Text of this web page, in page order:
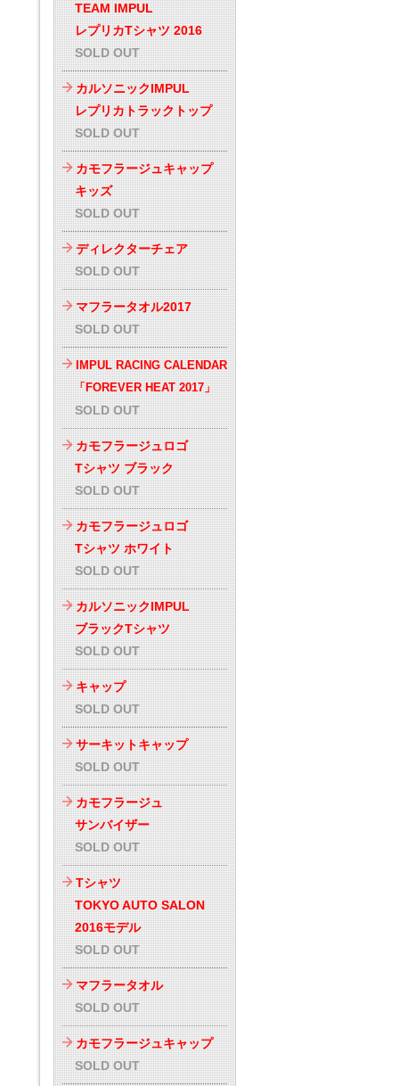
TEAM IMPUL
レプリカTシャツ 2016
SOLD OUT
カルソニックIMPUL
レプリカトラックトップ
SOLD OUT
カモフラージュキャップ
キッズ
SOLD OUT
ディレクターチェア
SOLD OUT
マフラータオル2017
SOLD OUT
IMPUL RACING CALENDAR
「FOREVER HEAT 2017」
SOLD OUT
カモフラージュロゴ
Tシャツ ブラック
SOLD OUT
カモフラージュロゴ
Tシャツ ホワイト
SOLD OUT
カルソニックIMPUL
ブラックTシャツ
SOLD OUT
キャップ
SOLD OUT
サーキットキャップ
SOLD OUT
カモフラージュ
サンバイザー
SOLD OUT
Tシャツ
TOKYO AUTO SALON
2016モデル
SOLD OUT
マフラータオル
SOLD OUT
カモフラージュキャップ
SOLD OUT